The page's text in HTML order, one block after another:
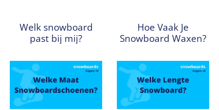
Welk snowboard
past bij mij?
Hoe Vaak Je
Snowboard Waxen?